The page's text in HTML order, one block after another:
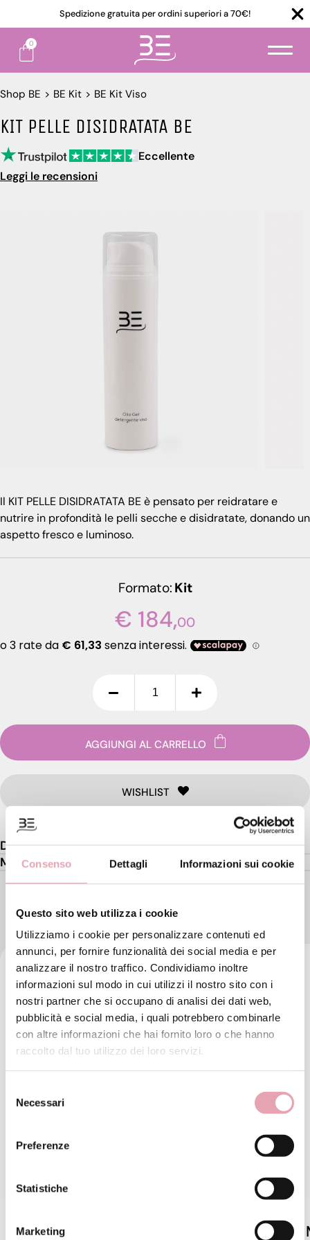
Consenso Dettagli Informazioni sui cookie
Questo sito web utilizza i cookie
Utilizziamo i cookie per personalizzare contenuti ed
annunci, per fornire funzionalità dei social media e per
analizzare il nostro traffico. Condividiamo inoltre
informazioni sul modo in cui utilizzi il nostro sito con i
nostri partner che si occupano di analisi dei dati web,
pubblicità e social media, i quali potrebbero combinarle
con altre informazioni che hai fornito loro o che hanno
raccolto dal tuo utilizzo dei loro servizi.
delNecessari
Preferenze
Statistiche
Marketing
Spedizione gratuita per ordini superiori a 70€!
0
Shop BE > BE Kit > BE Kit Viso
KIT PELLE DISIDRATATA BE
Eccellente
Leggi le recensioni
Il KIT PELLE DISIDRATATA BE è pensato per reidratare e
nutrire in profondità le pelli secche e disidratate, donando un
aspetto fresco e luminoso.
Formato Kit
€ 184,00
AGGIUNGI AL CARRELLO
WISHLIST
Descrizione
Modo d'uso
PRODOTTI DEL KIT
Olio gel detergente viso BE